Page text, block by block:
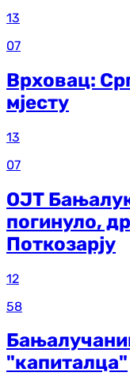
13
07
Врховац:
мјесту
13
07
ОЈТ
погинуло,
Поткозарју
12
58
"капиталца"